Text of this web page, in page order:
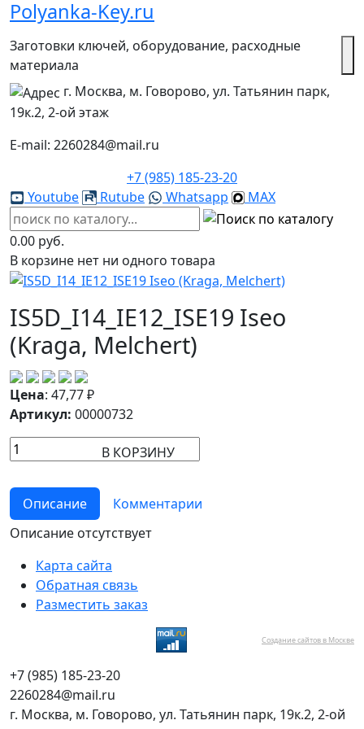
Polyanka-Key.ru
Заготовки ключей, оборудование, расходные
материала
г. Москва, м. Говорово, ул. Татьянин парк,
19к.2, 2-ой этаж
E-mail: 2260284@mail.ru
+7 (985) 185-23-20
Youtube
Rutube Whatsapp MAX
0.00 руб.
В корзине нет ни одного товара
IS5D_I14_IE12_ISE19 Iseo
(Kraga, Melchert)
Цена: 47,77₽
Артикул: 00000732
В КОРЗИНУ
Описание
Комментарии
Описание отсутствует
Карта сайта
Обратная связь
Разместить заказ
Создание сайтов в Москве
+7 (985) 185-23-20
2260284@mail.ru
г. Москва, м. Говорово, ул. Татьянин парк, 19к.2, 2-ой